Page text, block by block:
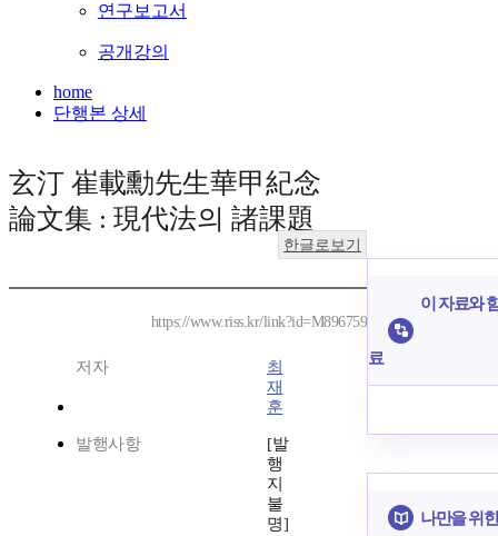
연구보고서
공개강의
home
단행본 상세
玄汀 崔載勳先生華甲紀念
論文集 : 現代法의 諸課題
한글로보기
https://www.riss.kr/link?id=M896759
저자
최
재
훈
발행사항
[발
행
지
불
명]
이 자료와
료
나만을 위